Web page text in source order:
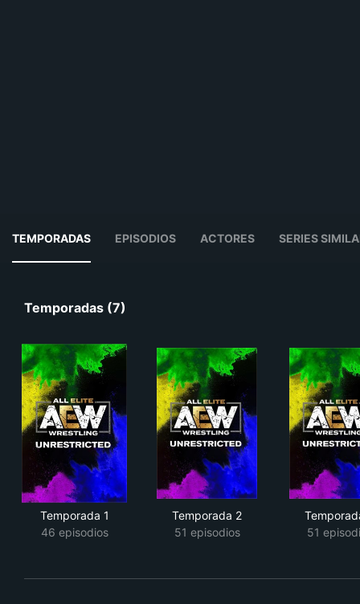
TEMPORADAS EPISODIOS ACTORES SERIES
Temporadas (7)
Temporada 1
46 episodios
Temporada 2
51 episodios
51